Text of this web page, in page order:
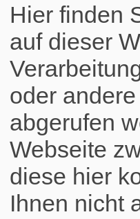
Hier finden
auf dieser
oder
abgerufen
Webseite
diese hier
Ihnen nicht